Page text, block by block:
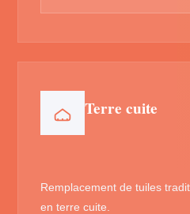
Terre cuite
Remplacement de tuiles
en terre cuite.